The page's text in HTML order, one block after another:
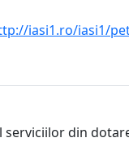
iasi1.ro/iasi1/
serviciilor din